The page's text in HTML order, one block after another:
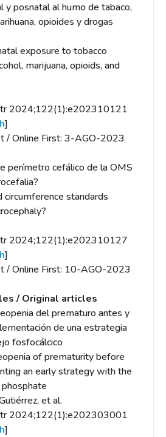
y posnatal al humo de tabaco,
opioides y drogas
exposure to tobacco
marijuana, opioids, and
2024;122(1):e202310121
]
/ Online First: 3-AGO-2023
perímetro cefálico de la OMS
standards
2024;122(1):e202310127
]
/ Online First: 10-AGO-2023
/ Original articles
del prematuro antes y
de una estrategia
fosfocálcico
of prematurity before
an early strategy with the
et al.
2024;122(1):e202303001
]